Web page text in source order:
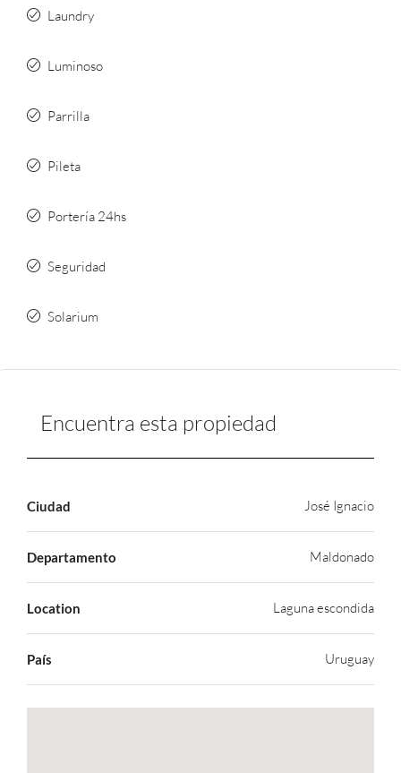
Laundry
Luminoso
Parrilla
Pileta
Portería 24hs
Seguridad
Solarium
Encuentra esta propiedad
Ciudad José Ignacio
Departamento Maldonado
Location Laguna escondida
País Uruguay